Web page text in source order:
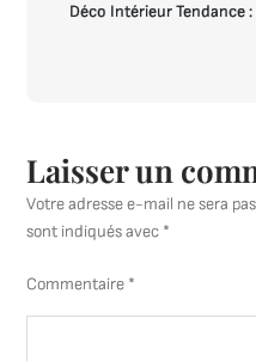
Déco Intérieur Tendance
Laisser un
Votre adresse e-mail ne sera
sont indiqués avec *
Commentaire *